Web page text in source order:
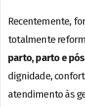
Recentemente,
totalmente
parto, parto e
dignidade,
atendimento às